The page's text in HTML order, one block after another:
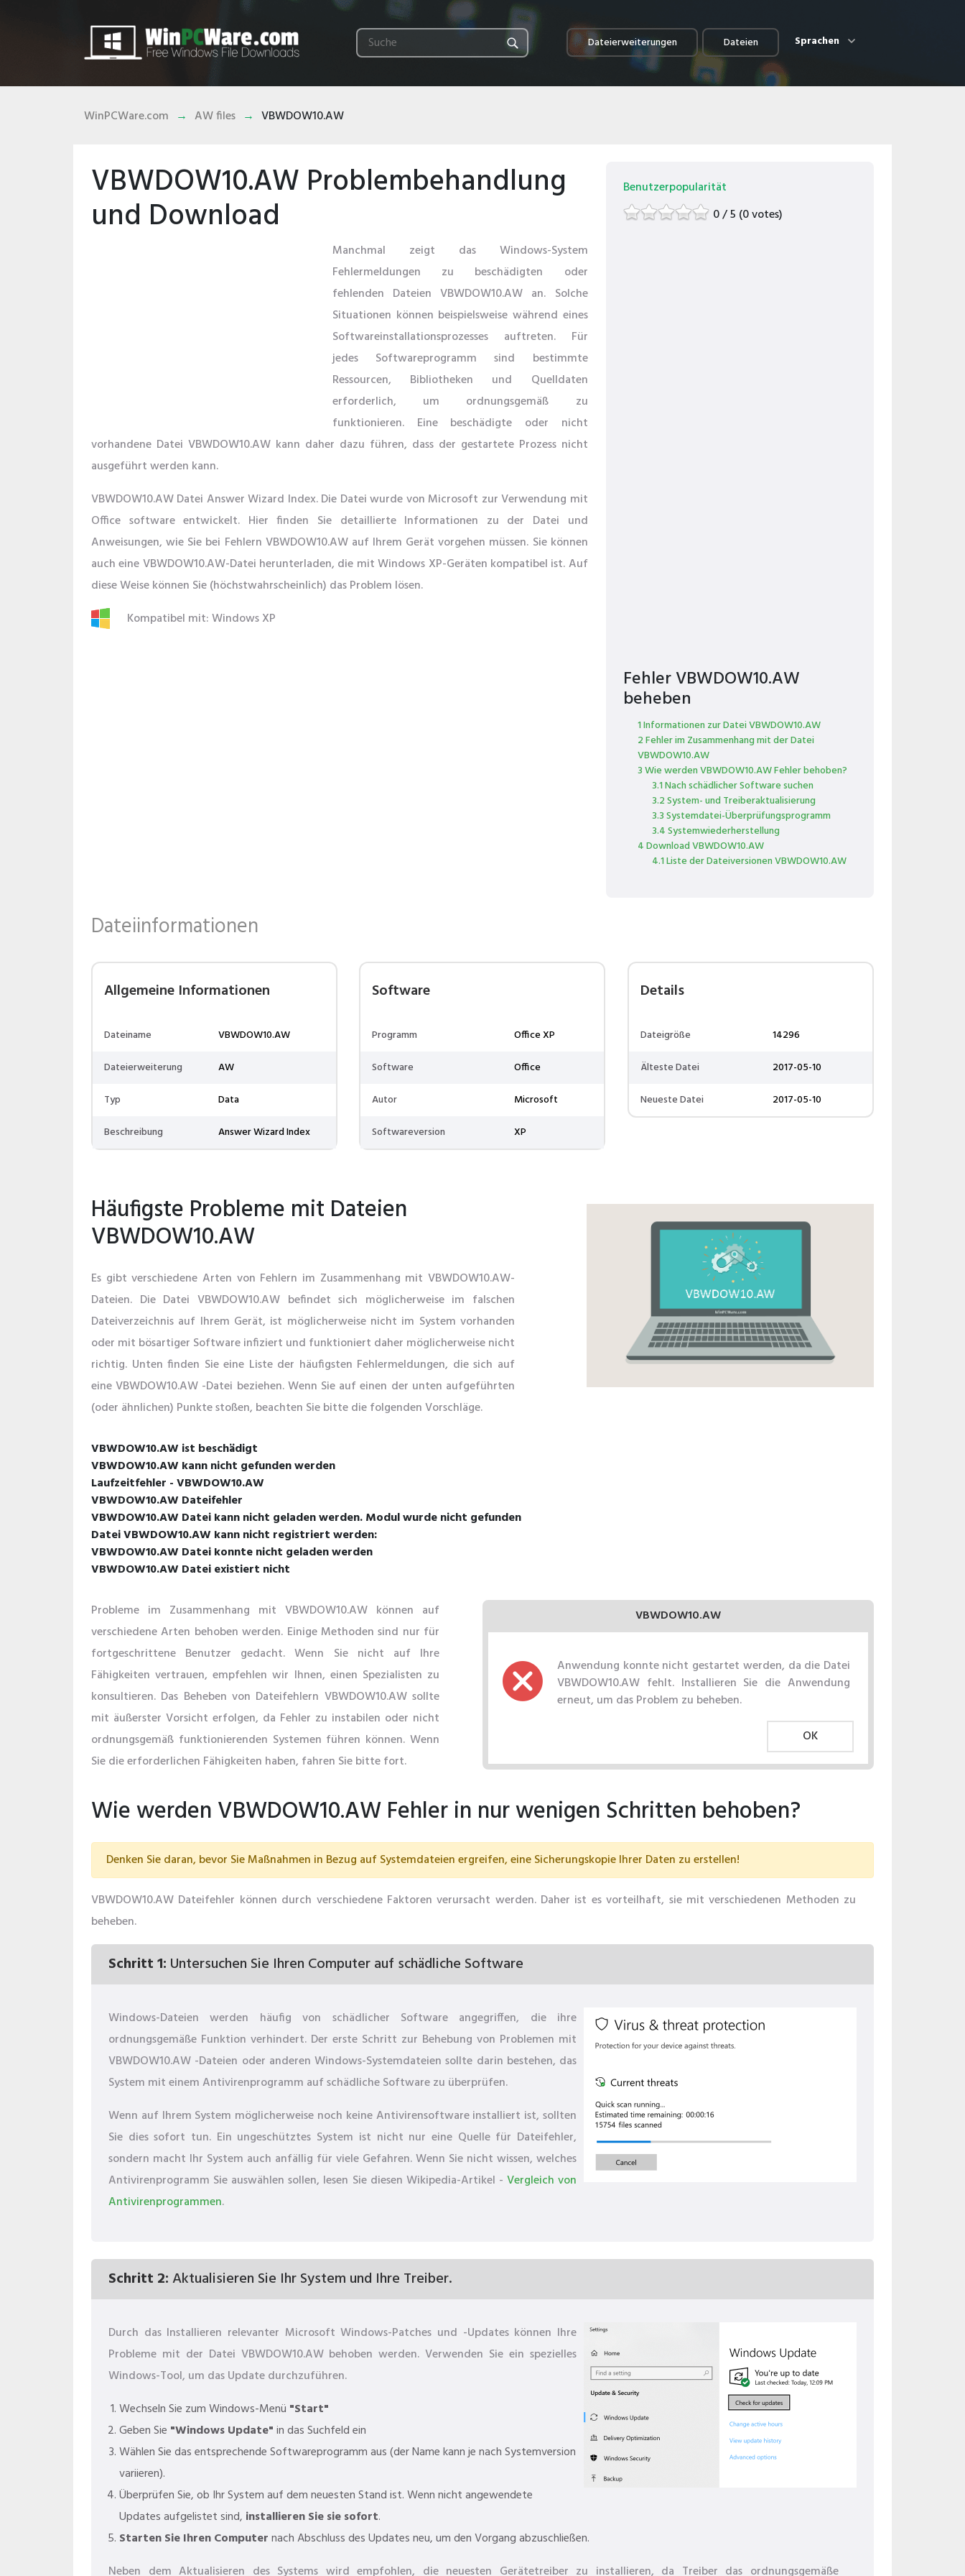
Dateierweiterungen Dateien Sprachen
WinPCWare.com AW files VBWDOW10.AW
VBWDOW10.AW Problembehandlung
und Download
Manchmal zeigt das Windows-System
Fehlermeldungen zu beschädigten oder
fehlenden Dateien VBWDOW10.AW an. Solche
Situationen können beispielsweise während eines
Softwareinstallationsprozesses auftreten. Für
jedes Softwareprogramm sind bestimmte
Ressourcen, Bibliotheken und Quelldaten
erforderlich, um ordnungsgemäß zu
funktionieren. Eine beschädigte oder nicht
vorhandene Datei VBWDOW10.AW kann daher dazu führen, dass der gestartete Prozess nicht
ausgeführt werden kann.
VBWDOW10.AW Datei Answer Wizard Index. Die Datei wurde von Microsoft zur Verwendung mit
Office software entwickelt. Hier finden Sie detaillierte Informationen zu der Datei und
Anweisungen, wie Sie bei Fehlern VBWDOW10.AW auf Ihrem Gerät vorgehen müssen. Sie können
auch eine VBWDOW10.AW-Datei herunterladen, die mit Windows XP-Geräten kompatibel ist. Auf
diese Weise können Sie (höchstwahrscheinlich) das Problem lösen.
Kompatibel mit: Windows XP
Benutzerpopularität
0 / 5 (0 votes)
Fehler VBWDOW10.AW
beheben
1 Informationen zur Datei VBWDOW10.AW
2 Fehler im Zusammenhang mit der Datei
VBWDOW10.AW
3 Wie werden VBWDOW10.AW Fehler behoben?
3.1 Nach schädlicher Software suchen
3.2 System- und Treiberaktualisierung
3.3 Systemdatei-Überprüfungsprogramm
3.4 Systemwiederherstellung
4 Download VBWDOW10.AW
4.1 Liste der Dateiversionen VBWDOW10.AW
Dateiinformationen
Allgemeine Informationen
Dateiname
VBWDOW10.AW
Dateierweiterung
AW
Typ
Data
Beschreibung
Answer Wizard Index
Software
Programm
Office XP
Software
Office
Autor
Microsoft
Softwareversion
XP
Details
Dateigröße
14296
Älteste Datei
2017-05-10
Neueste Datei
2017-05-10
Häufigste Probleme mit Dateien
VBWDOW10.AW
Es gibt verschiedene Arten von Fehlern im Zusammenhang mit VBWDOW10.AW-
Dateien. Die Datei VBWDOW10.AW befindet sich möglicherweise im falschen
Dateiverzeichnis auf Ihrem Gerät, ist möglicherweise nicht im System vorhanden
oder mit bösartiger Software infiziert und funktioniert daher möglicherweise nicht
richtig. Unten finden Sie eine Liste der häufigsten Fehlermeldungen, die sich auf
eine VBWDOW10.AW -Datei beziehen. Wenn Sie auf einen der unten aufgeführten
(oder ähnlichen) Punkte stoßen, beachten Sie bitte die folgenden Vorschläge.
VBWDOW10.AW ist beschädigt
VBWDOW10.AW kann nicht gefunden werden
Laufzeitfehler - VBWDOW10.AW
VBWDOW10.AW Dateifehler
VBWDOW10.AW Datei kann nicht geladen werden. Modul wurde nicht gefunden
Datei VBWDOW10.AW kann nicht registriert werden:
VBWDOW10.AW Datei konnte nicht geladen werden
VBWDOW10.AW Datei existiert nicht
VBWDOW10.AW
Anwendung konnte nicht gestartet werden, da die Datei
VBWDOW10.AW fehlt. Installieren Sie die Anwendung
erneut, um das Problem zu beheben.
OK
Probleme im Zusammenhang mit VBWDOW10.AW können auf
verschiedene Arten behoben werden. Einige Methoden sind nur für
fortgeschrittene Benutzer gedacht. Wenn Sie nicht auf Ihre
Fähigkeiten vertrauen, empfehlen wir Ihnen, einen Spezialisten zu
konsultieren. Das Beheben von Dateifehlern VBWDOW10.AW sollte
mit äußerster Vorsicht erfolgen, da Fehler zu instabilen oder nicht
ordnungsgemäß funktionierenden Systemen führen können. Wenn
Sie die erforderlichen Fähigkeiten haben, fahren Sie bitte fort.
Wie werden VBWDOW10.AW Fehler in nur wenigen Schritten behoben?
Denken Sie daran, bevor Sie Maßnahmen in Bezug auf Systemdateien ergreifen, eine Sicherungskopie Ihrer Daten zu erstellen!
VBWDOW10.AW Dateifehler können durch verschiedene Faktoren verursacht werden. Daher ist es vorteilhaft, sie mit verschiedenen Methoden zu
beheben.
Schritt 1: Untersuchen Sie Ihren Computer auf schädliche Software
Windows-Dateien werden häufig von schädlicher Software angegriffen, die ihre
ordnungsgemäße Funktion verhindert. Der erste Schritt zur Behebung von Problemen mit
VBWDOW10.AW -Dateien oder anderen Windows-Systemdateien sollte darin bestehen, das
System mit einem Antivirenprogramm auf schädliche Software zu überprüfen.
Wenn auf Ihrem System möglicherweise noch keine Antivirensoftware installiert ist, sollten
Sie dies sofort tun. Ein ungeschütztes System ist nicht nur eine Quelle für Dateifehler,
sondern macht Ihr System auch anfällig für viele Gefahren. Wenn Sie nicht wissen, welches
Antivirenprogramm Sie auswählen sollen, lesen Sie diesen Wikipedia-Artikel - Vergleich von
Antivirenprogrammen.
Schritt 2:Aktualisieren Sie Ihr System und Ihre Treiber.
Durch das Installieren relevanter Microsoft Windows-Patches und -Updates können Ihre
Probleme mit der Datei VBWDOW10.AW behoben werden. Verwenden Sie ein spezielles
Windows-Tool, um das Update durchzuführen.
Wechseln Sie zum Windows-Menü "Start"
Geben Sie "Windows Update"in das Suchfeld ein
Wählen Sie das entsprechende Softwareprogramm aus (der Name kann je nach Systemversion
variieren).
Überprüfen Sie, ob Ihr System auf dem neuesten Stand ist. Wenn nicht angewendete
Updates aufgelistet sind, installieren Sie sie sofort.
Starten Sie Ihren Computernach Abschluss des Updates neu, um den Vorgang abzuschließen.
Neben dem Aktualisieren des Systems wird empfohlen, die neuesten Gerätetreiber zu installieren, da Treiber das ordnungsgemäße